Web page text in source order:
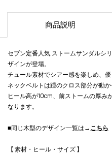
商品説明
セブン定番人気,ストームサンダルシ
ザインが登場。
チュール素材でシアー感を楽しめ、
ネックベルトは踵のクロス部分が動
ヒール高が10cm、前ストームの厚み
なります。
■同じ木型のデザイン一覧は→こちら
【 素材・ヒール・サイズ 】